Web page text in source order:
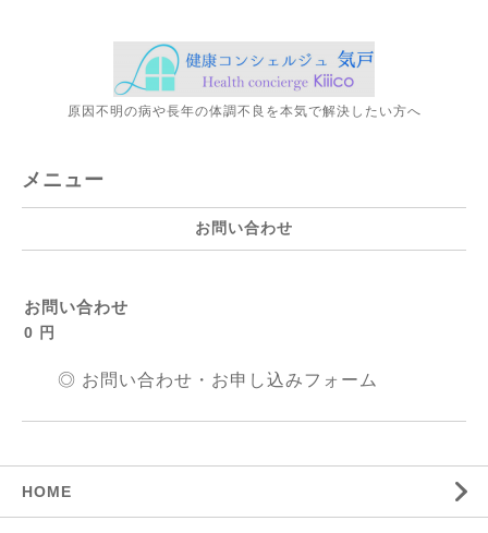
原因不明の病や長年の体調不良を本気で解決したい方へ
メニュー
お問い合わせ
お問い合わせ
0 円
◎ お問い合わせ・お申し込みフォーム
HOME